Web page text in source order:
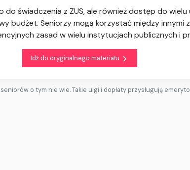
świadczenia z ZUS, ale również dostęp do wielu
budżet. Seniorzy mogą korzystać między innymi
zasad w wielu instytucjach publicznych i
Idź do oryginalnego materiału
o tym nie wie. Takie ulgi i dopłaty przysługują